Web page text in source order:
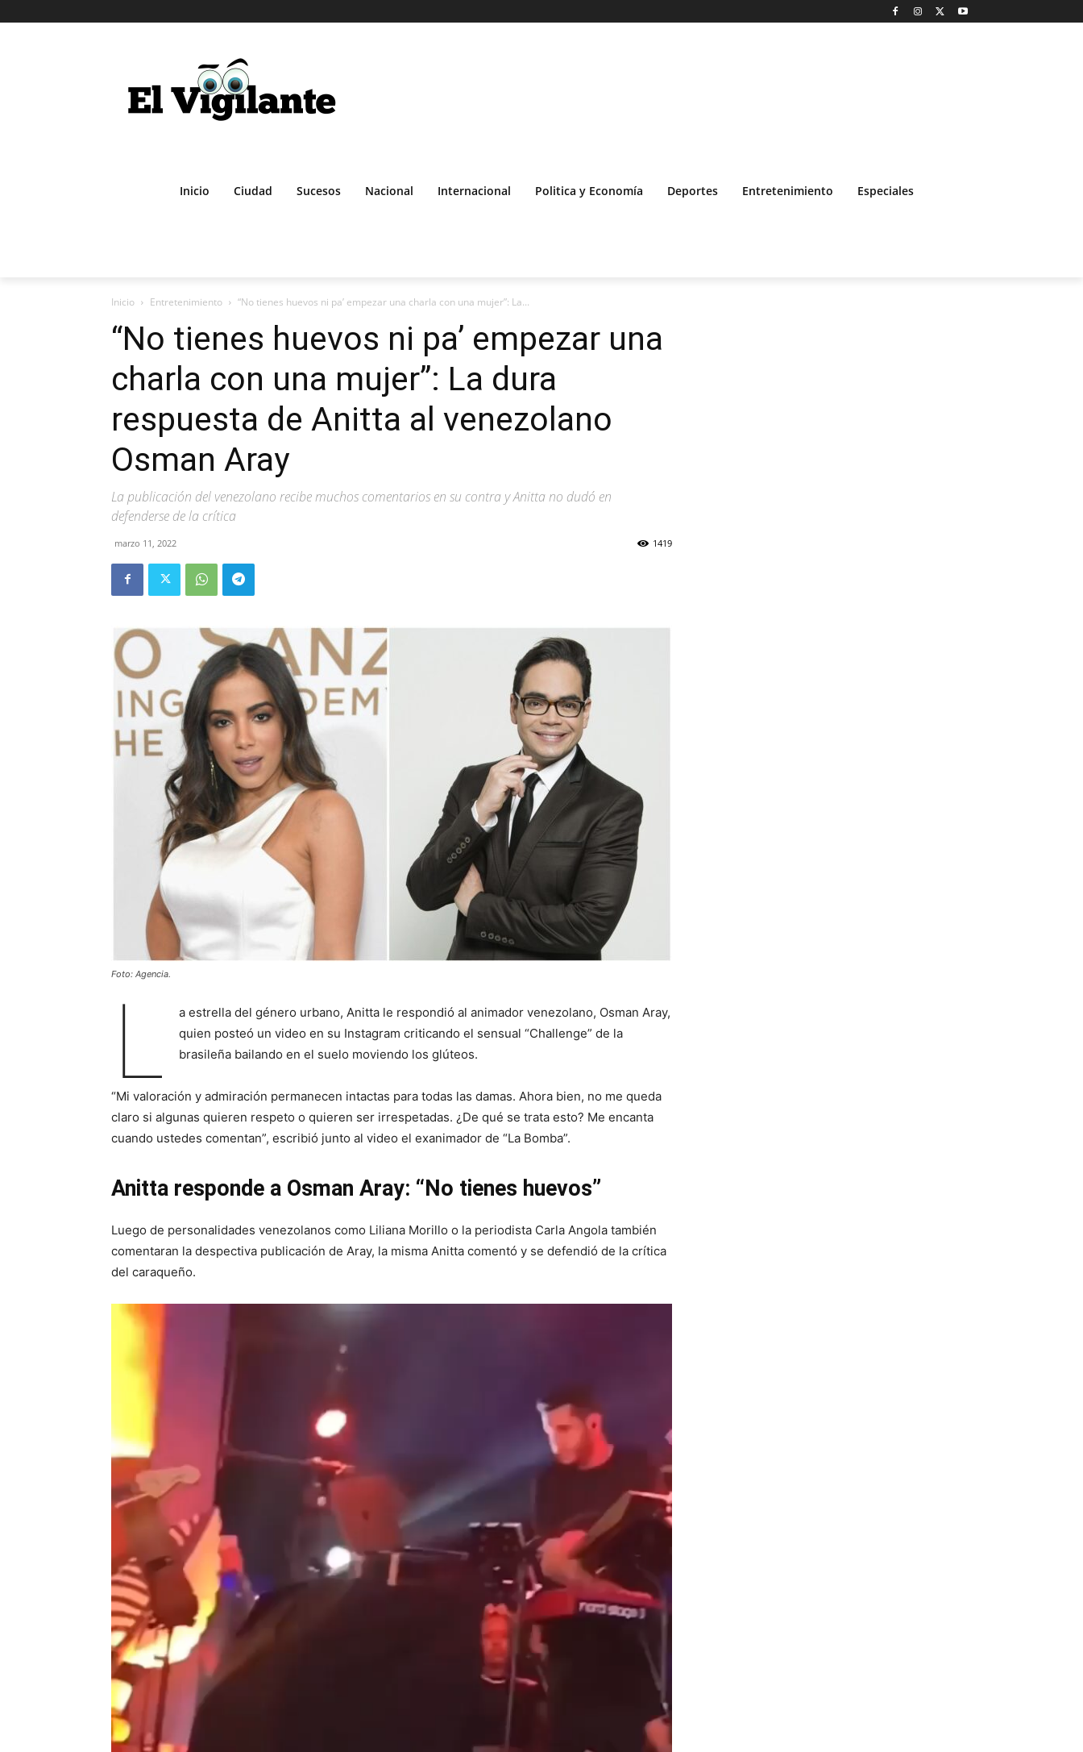
Inicio Ciudad Sucesos Nacional Internacional Politica y Economía Deportes Entretenimiento Especiales
Inicio Entretenimiento “No tienes huevos ni pa’ empezar una charla con una mujer”: La...
“No tienes huevos ni pa’ empezar una
charla con una mujer”: La dura
respuesta de Anitta al venezolano
Osman Aray
La publicación del venezolano recibe muchos comentarios en su contra y Anitta no dudó en
defenderse de la crítica
marzo 11, 2022 1419
Foto: Agencia.
L
a estrella del género urbano, Anitta le respondió al animador venezolano, Osman Aray,
quien posteó un video en su Instagram criticando el sensual “Challenge” de la
brasileña bailando en el suelo moviendo los glúteos.
“Mi valoración y admiración permanecen intactas para todas las damas. Ahora bien, no me queda
claro si algunas quieren respeto o quieren ser irrespetadas. ¿De qué se trata esto? Me encanta
cuando ustedes comentan”, escribió junto al video el exanimador de “La Bomba”.
Anitta responde a Osman Aray: “No tienes huevos”
Luego de personalidades venezolanos como Liliana Morillo o la periodista Carla Angola también
comentaran la despectiva publicación de Aray, la misma Anitta comentó y se defendió de la crítica
del caraqueño.